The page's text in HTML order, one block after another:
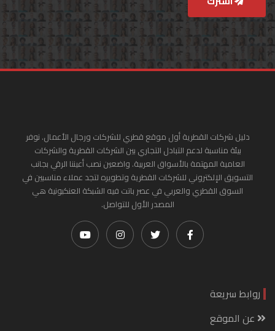
دليل شركات القطرية أول موقع قطري للشركات ورجال الأعمال. نوفر
بيئة مناسبة لدعم التبادل التجاري بين الشركات القطرية والشركات
العامية المهتمة بالأسواق العربية. واضعين نصب أعيننا الرقي بجانب
التسويق الإلكتروني للشركات القطرية وتطويره لتجد عملاء مناسبين في
السوق القطري والعربي في عصر باتت فيه الشبكة العنكبونية هي
المصدر الأول للتواصل.
روابط سريعة
عن الموقع